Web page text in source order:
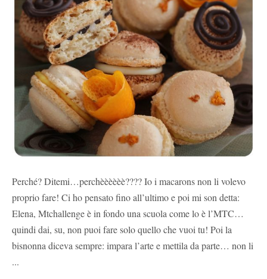
Perché? Ditemi…perchèèèèèè???? Io i macarons non li volevo
proprio fare! Ci ho pensato fino all’ultimo e poi mi son detta:
Elena, Mtchallenge è in fondo una scuola come lo è l’MTC…
quindi dai, su, non puoi fare solo quello che vuoi tu! Poi la
bisnonna diceva sempre: impara l’arte e mettila da parte… non li
...